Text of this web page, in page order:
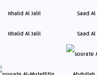
Khalid Al Jalil Saad